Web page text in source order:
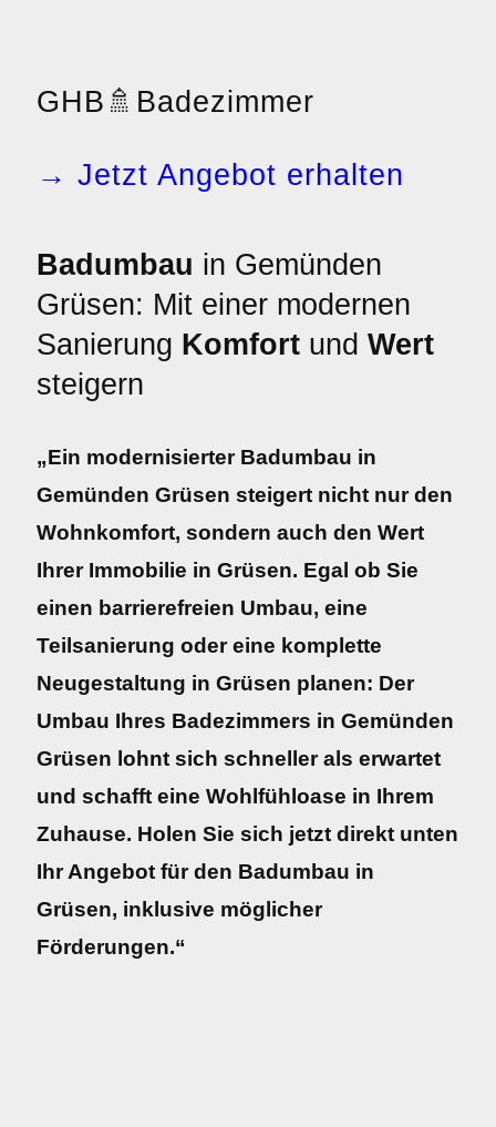
GHB 🚿 Badezimmer
→ Jetzt Angebot erhalten
Badumbau in Gemünden
Grüsen: Mit einer modernen
Sanierung Komfort und Wert
steigern
„Ein modernisierter Badumbau in
Gemünden Grüsen steigert nicht nur den
Wohnkomfort, sondern auch den Wert
Ihrer Immobilie in Grüsen. Egal ob Sie
einen barrierefreien Umbau, eine
Teilsanierung oder eine komplette
Neugestaltung in Grüsen planen: Der
Umbau Ihres Badezimmers in Gemünden
Grüsen lohnt sich schneller als erwartet
und schafft eine Wohlfühloase in Ihrem
Zuhause. Holen Sie sich jetzt direkt unten
Ihr Angebot für den Badumbau in
Grüsen, inklusive möglicher
Förderungen.“